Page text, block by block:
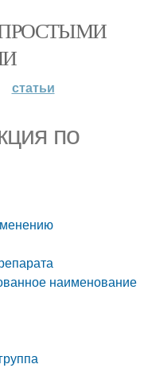
статьи
по
наименование